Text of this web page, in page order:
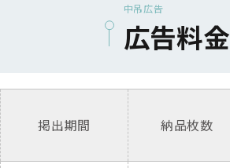
中吊広告
広告料金
掲出期間 納品枚数